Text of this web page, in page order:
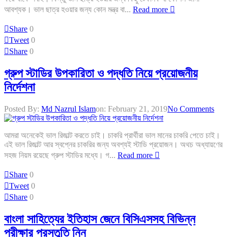
আবশ্যক। ভাল ছাত্র হওয়ার জন্য কোন মন্ত্র বা... Read more
Share 0
Tweet 0
Share 0
গ্রুপ স্টাডির উপকারিতা ও পদ্ধতি নিয়ে প্রয়োজনীয়
নির্দেশনা
Posted By: Md Nazrul Islamon: February 21, 2019No Comments
আমরা অনেকেই ভাল রিজাল্ট করতে চাই। চাকরি প্রার্থীরা ভাল মানের চাকরি পেতে চাই।
এই ভাল রিজাল্ট আর স্বপ্নের চাকরির জন্য অবশ্যই স্টাডি প্রয়োজন। অথচ অধ্যায়ণের
সহজ নিয়ম রয়েছে গ্রুপ স্টাডির মধ্যে। গ... Read more
Share 0
Tweet 0
Share 0
বাংলা সাহিত্যের ইতিহাস জেনে বিসিএসসহ বিভিন্ন
পরীক্ষার প্রস্তুতি নিন